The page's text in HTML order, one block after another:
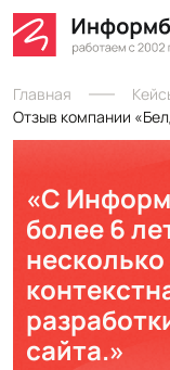
Главная
Отзыв компании
«С
более 6
сайта.»